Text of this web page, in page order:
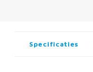
Specificaties